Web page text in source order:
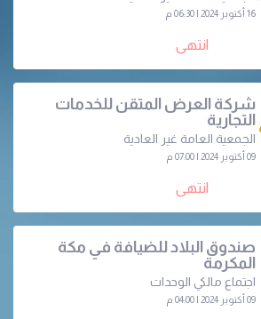
16 أكتوبر 2024 | 06:30 م
انتهى
شركة العرض المتقن للخدمات
التجارية
الجمعية العامة غير العادية
09 أكتوبر 2024 | 07:00 م
انتهى
صندوق البلاد للضيافة في مكة
المكرمة
اجتماع مالكي الوحدات
09 أكتوبر 2024 | 04:00 م